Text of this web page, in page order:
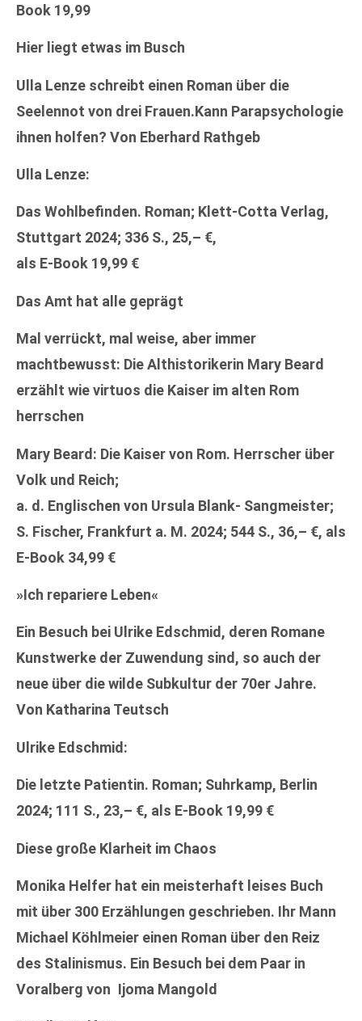
Book 19,99
Hier liegt etwas im Busch
Ulla Lenze schreibt einen Roman über die
Seelennot von drei Frauen.Kann Parapsychologie
ihnen holfen? Von Eberhard Rathgeb
Ulla Lenze:
Das Wohlbefinden. Roman; Klett-Cotta Verlag,
Stuttgart 2024; 336 S., 25,– €,
als E-Book 19,99 €
Das Amt hat alle geprägt
Mal verrückt, mal weise, aber immer
machtbewusst: Die Althistorikerin Mary Beard
erzählt wie virtuos die Kaiser im alten Rom
herrschen
Mary Beard: Die Kaiser von Rom. Herrscher über
Volk und Reich;
a. d. Englischen von Ursula Blank- Sangmeister;
S. Fischer, Frankfurt a. M. 2024; 544 S., 36,– €, als
E-Book 34,99 €
»Ich repariere Leben«
Ein Besuch bei Ulrike Edschmid, deren Romane
Kunstwerke der Zuwendung sind, so auch der
neue über die wilde Subkultur der 70er Jahre.
Von Katharina Teutsch
Ulrike Edschmid:
Die letzte Patientin. Roman; Suhrkamp, Berlin
2024; 111 S., 23,– €, als E-Book 19,99 €
Diese große Klarheit im Chaos
Monika Helfer hat ein meisterhaft leises Buch
mit über 300 Erzählungen geschrieben. Ihr Mann
Michael Köhlmeier einen Roman über den Reiz
des Stalinismus. Ein Besuch bei dem Paar in
Voralberg von Ijoma Mangold